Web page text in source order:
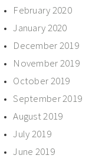
February 2020
January 2020
December 2019
November 2019
October 2019
September 2019
August 2019
July 2019
June 2019